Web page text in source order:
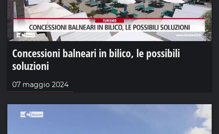
Concessioni balneari in bilico, le possibili
soluzioni
07 maggio 2024